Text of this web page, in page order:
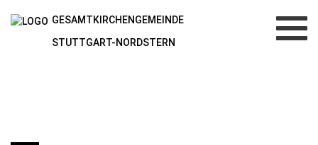
GESAMTKIRCHENGEMEINDE
STUTTGART-NORDSTERN